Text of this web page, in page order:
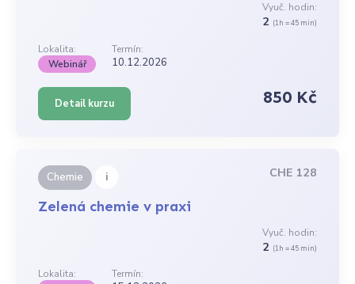
Vyuč. hodin:
2 (1h = 45 min)
Lokalita:
Termín:
Webinář
10.12.2026
Detail kurzu 850 Kč
Chemie i CHE 128
Zelená chemie v praxi
Vyuč. hodin:
2 (1h = 45 min)
Lokalita:
Termín: